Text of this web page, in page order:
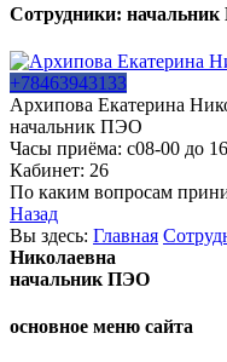
Сотрудники:
+78463943133
Архипова Екатерина
начальник ПЭО
Часы приёма: с08-00 до
Кабинет: 26
По каким вопросам
Назад
Вы здесь: Главная
Николаевна
начальник ПЭО
основное меню сайта